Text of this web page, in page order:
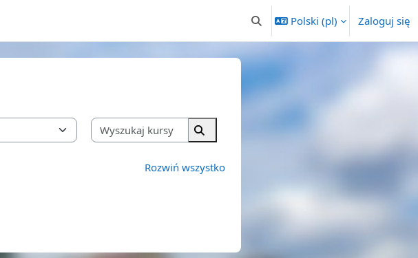
Przełącznik wyszukiwarki
Polski ‎(pl)‎ Zaloguj się
Wyszukaj kursy
Wyszukaj kursy
Rozwiń wszystko